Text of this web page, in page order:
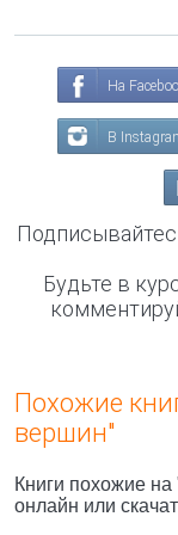
На
В
Будьте в
Похожие
вершин"
Книги похожие
онлайн или